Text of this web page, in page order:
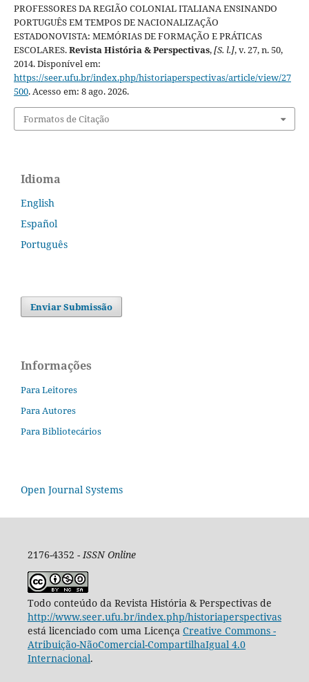
PROFESSORES DA REGIÃO COLONIAL ITALIANA ENSINANDO
PORTUGUÊS EM TEMPOS DE NACIONALIZAÇÃO
ESTADONOVISTA: MEMÓRIAS DE FORMAÇÃO E PRÁTICAS
ESCOLARES.Revista História & Perspectivas,[S. l.], v. 27, n. 50,
2014. Disponível em:
https://seer.ufu.br/index.php/historiaperspectivas/article/view/27
500. Acesso em: 8 ago. 2026.
Formatos de Citação
Idioma
English
Español
Português
Enviar Submissão
Informações
Para Leitores
Para Autores
Para Bibliotecários
Open Journal Systems
2176-4352 -ISSN Online
Todo conteúdo da Revista História & Perspectivas de
http://www.seer.ufu.br/index.php/historiaperspectivas
está licenciado com uma Licença Creative Commons -
Atribuição-NãoComercial-CompartilhaIgual 4.0
Internacional.